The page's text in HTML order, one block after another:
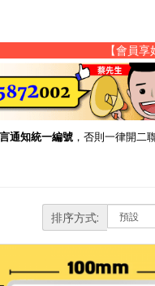
【會員享好康】 ➤
通知統一編號，否則一律開二
排序方式: